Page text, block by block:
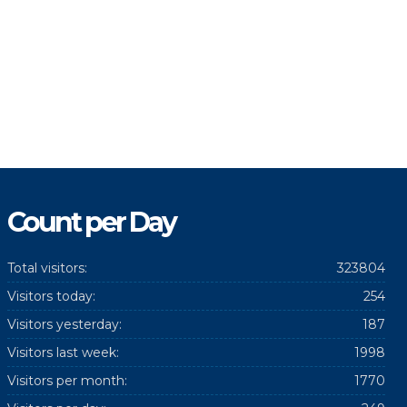
Count per Day
323804
Total visitors:
254
Visitors today:
187
Visitors yesterday:
1998
Visitors last week:
1770
Visitors per month: